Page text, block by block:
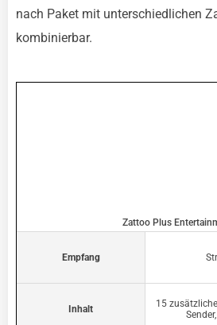
nach Paket mit unterschiedlichen
kombinierbar.
Zattoo Plus
Empfang
Inhalt
15